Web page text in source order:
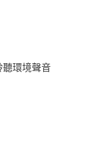
聽環境聲音